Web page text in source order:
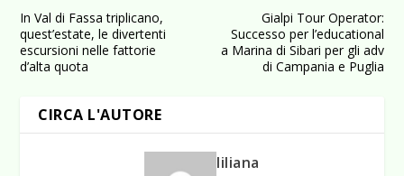
In Val di Fassa triplicano,
quest’estate, le divertenti
escursioni nelle fattorie
d’alta quota
Gialpi Tour Operator:
Successo per l’educational
a Marina di Sibari per gli adv
di Campania e Puglia
CIRCA L'AUTORE
liliana